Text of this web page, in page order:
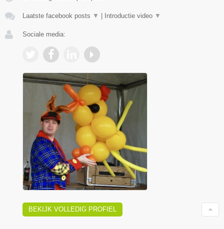
Laatste facebook posts ▼ Introductie video ▼
Sociale media:
BEKIJK VOLLEDIG PROFIEL